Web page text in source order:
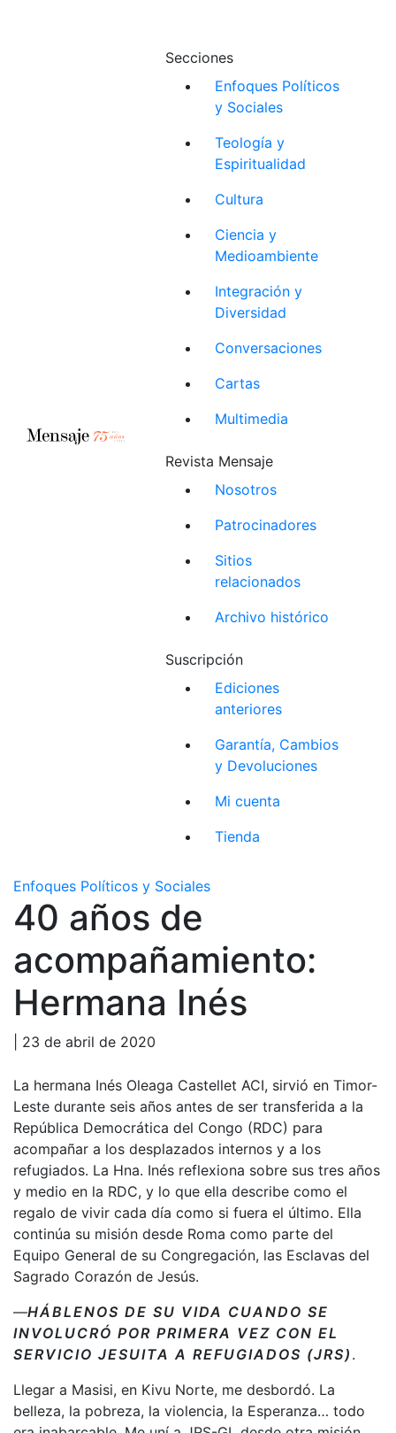
Secciones
Enfoques Políticos
y Sociales
Teología y
Espiritualidad
Cultura
Ciencia y
Medioambiente
Integración y
Diversidad
Conversaciones
Cartas
Multimedia
Revista Mensaje
Nosotros
Patrocinadores
Sitios
relacionados
Archivo histórico
Suscripción
Ediciones
anteriores
Garantía, Cambios
y Devoluciones
Mi cuenta
Tienda
Enfoques Políticos y Sociales
40 años de
acompañamiento:
Hermana Inés
| 23 de abril de 2020
La hermana Inés Oleaga Castellet ACI, sirvió en Timor-
Leste durante seis años antes de ser transferida a la
República Democrática del Congo (RDC) para
acompañar a los desplazados internos y a los
refugiados. La Hna. Inés reflexiona sobre sus tres años
y medio en la RDC, y lo que ella describe como el
regalo de vivir cada día como si fuera el último. Ella
continúa su misión desde Roma como parte del
Equipo General de su Congregación, las Esclavas del
Sagrado Corazón de Jesús.
—HÁBLENOS DE SU VIDA CUANDO SE
INVOLUCRÓ POR PRIMERA VEZ CON EL
SERVICIO JESUITA A REFUGIADOS (JRS) .
Llegar a Masisi, en Kivu Norte, me desbordó. La
belleza, la pobreza, la violencia, la Esperanza… todo